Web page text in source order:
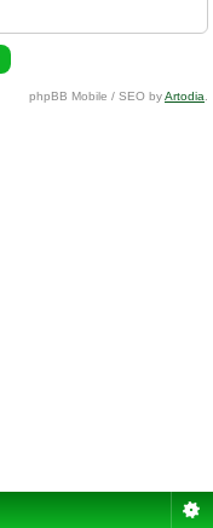
phpBB Mobile / SEO byArtodia